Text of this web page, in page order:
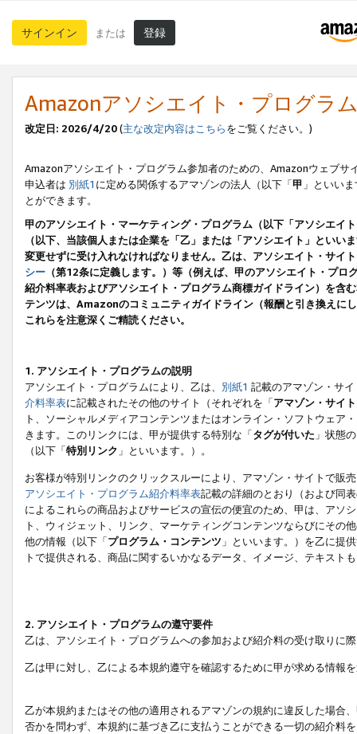
サインイン または 登録
Amazonアソシエイト・プログラ
改定日: 2026/4/20(主な改定内容はこちらをご覧ください。)
Amazonアソシエイト・プログラム参加者のための、Amazonウェブサ
申込者は 別紙1 に定める関係するアマゾンの法人（以下「甲 」といい
とができます。
甲のアソシエイト・マーケティング・プログラム（以下「アソシエイ
（以下、当該個人または企業を「乙」または「アソシエイト」とい
変更せずに受け入れなければなりません。乙は、アソシエイト・サイ
シー （第12条に定義します。）等（例えば、甲のアソシエイト・プ
紹介料率表およびアソシエイト・プログラム商標ガイドライン）を
テンツは、Amazonのコミュニティガイドライン（報酬と引き換えに
これらを注意深くご精読ください。
1. アソシエイト・プログラムの説明
アソシエイト・プログラムにより、乙は、 別紙1 記載のアマゾン・サ
介料率表に記載されたその他のサイト（それぞれを「アマゾン・サイト
ト、ソーシャルメディアコンテンツまたはオンライン・ソフトウェア
きます。このリンクには、甲が提供する特別な「タグが付いた 」状態
（以下「特別リンク 」といいます。）。
お客様が特別リンクのクリックスルーにより、アマゾン・サイトで販
アソシエイト・プログラム紹介料率表記載の詳細のとおり（および同
によるこれらの商品およびサービスの宣伝の便宜のため、甲は、アソ
ト、ウィジェット、リンク、マーケティングコンテンツならびにその
他の情報（以下「プログラム・コンテンツ 」といいます。）を乙に提
トで提供される、商品に関するいかなるデータ、イメージ、テキス
2. アソシエイト・プログラムの遵守要件
乙は、アソシエイト・プログラムへの参加および紹介料の受け取りに
乙は甲に対し、乙による本規約遵守を確認するために甲が求める情報
乙が本規約またはその他の適用されるアマゾンの規約に違反した場合
否かを問わず、本規約に基づき乙に支払うことができる一切の紹介料